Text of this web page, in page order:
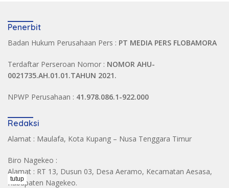
Penerbit
Badan Hukum Perusahaan Pers : PT MEDIA PERS FLOBAMORA
Terdaftar Perseroan Nomor : NOMOR AHU-
0021735.AH.01.01.TAHUN 2021.
NPWP Perusahaan : 41.978.086.1-922.000
Redaksi
Alamat : Maulafa, Kota Kupang – Nusa Tenggara Timur
Biro Nagekeo :
Alamat : RT 13, Dusun 03, Desa Aeramo, Kecamatan Aesasa,
Kabupaten Nagekeo.
tutup